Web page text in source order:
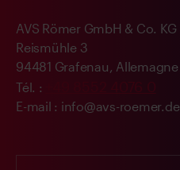
AVS Römer GmbH & Co. KG
Reismühle 3
94481 Grafenau, Allemagne
Tél. :
E-mail : info@avs-roemer.de